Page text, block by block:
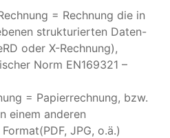
= Rechnung die in
strukturierten Daten-
oder X-Rechnung),
Norm EN169321 –
= Papierrechnung, bzw.
einem anderen
JPG, o.ä.)